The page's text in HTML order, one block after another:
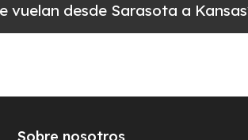
vuelan desde Sarasota a